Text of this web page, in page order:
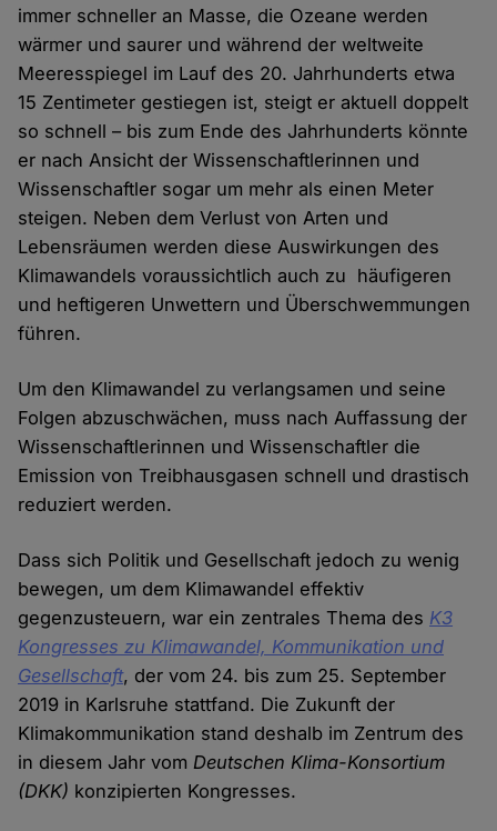
immer schneller an Masse, die Ozeane werden
wärmer und saurer und während der weltweite
Meeresspiegel im Lauf des 20. Jahrhunderts etwa
15 Zentimeter gestiegen ist, steigt er aktuell doppelt
so schnell – bis zum Ende des Jahrhunderts könnte
er nach Ansicht der Wissenschaftlerinnen und
Wissenschaftler sogar um mehr als einen Meter
steigen. Neben dem Verlust von Arten und
Lebensräumen werden diese Auswirkungen des
Klimawandels voraussichtlich auch zu häufigeren
und heftigeren Unwettern und Überschwemmungen
führen.
Um den Klimawandel zu verlangsamen und seine
Folgen abzuschwächen, muss nach Auffassung der
Wissenschaftlerinnen und Wissenschaftler die
Emission von Treibhausgasen schnell und drastisch
reduziert werden.
Dass sich Politik und Gesellschaft jedoch zu wenig
bewegen, um dem Klimawandel effektiv
gegenzusteuern, war ein zentrales Thema des K3
Kongresses zu Klimawandel, Kommunikation und
Gesellschaft, der vom 24. bis zum 25. September
2019 in Karlsruhe stattfand. Die Zukunft der
Klimakommunikation stand deshalb im Zentrum des
in diesem Jahr vomDeutschen Klima-Konsortium
(DKK) konzipierten Kongresses.